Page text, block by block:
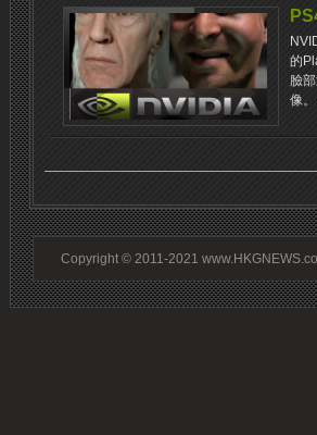
的
臉
像
Copyright © 2011-2021